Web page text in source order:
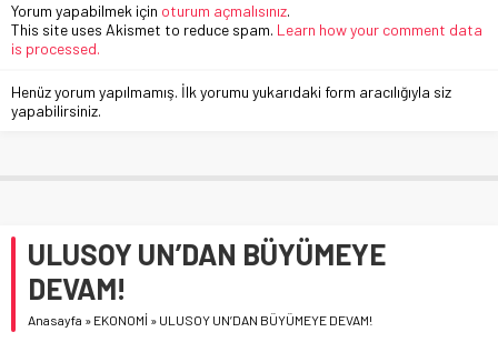
Yorum yapabilmek için oturum açmalısınız.
This site uses Akismet to reduce spam. Learn how your comment data
is processed.
Henüz yorum yapılmamış. İlk yorumu yukarıdaki form aracılığıyla siz
yapabilirsiniz.
ULUSOY UN’DAN BÜYÜMEYE
DEVAM!
Anasayfa » EKONOMİ » ULUSOY UN’DAN BÜYÜMEYE DEVAM!